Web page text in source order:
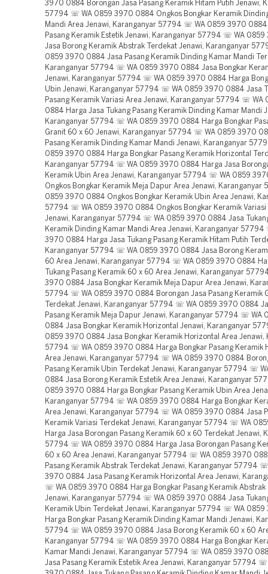
3970 0884 Borongan Jasa Pasang Keramik Hitam Putih Jenawi,
57794 ☏ WA 0859 3970 0884 Ongkos Bongkar Keramik
Mandi Area Jenawi, Karanganyar 57794 ☏ WA 0859 3970 0884
Pasang Keramik Estetik Jenawi, Karanganyar 57794 ☏ WA
Jasa Borong Keramik Abstrak Terdekat Jenawi, Karanganyar
0859 3970 0884 Jasa Pasang Keramik Dinding Kamar Mandi
Karanganyar 57794 ☏ WA 0859 3970 0884 Jasa Bongkar
Jenawi, Karanganyar 57794 ☏ WA 0859 3970 0884 Harga
Ubin Jenawi, Karanganyar 57794 ☏ WA 0859 3970 0884 Jasa
Pasang Keramik Variasi Area Jenawi, Karanganyar 57794 ☏ WA
0884 Harga Jasa Tukang Pasang Keramik Dinding Kamar Mandi
Karanganyar 57794 ☏ WA 0859 3970 0884 Harga Bongkar
Granit 60 x 60 Jenawi, Karanganyar 57794 ☏ WA 0859 3970
Pasang Keramik Dinding Kamar Mandi Jenawi, Karanganyar
0859 3970 0884 Harga Bongkar Pasang Keramik Horizontal
Karanganyar 57794 ☏ WA 0859 3970 0884 Harga Jasa
Keramik Ubin Area Jenawi, Karanganyar 57794 ☏ WA 0859
Ongkos Bongkar Keramik Meja Dapur Area Jenawi,
0859 3970 0884 Ongkos Bongkar Keramik Ubin Area Jenawi,
57794 ☏ WA 0859 3970 0884 Ongkos Bongkar Keramik Variasi
Jenawi, Karanganyar 57794 ☏ WA 0859 3970 0884 Jasa
Keramik Dinding Kamar Mandi Area Jenawi, Karanganyar
3970 0884 Harga Jasa Tukang Pasang Keramik Hitam Putih
Karanganyar 57794 ☏ WA 0859 3970 0884 Jasa Borong
60 Area Jenawi, Karanganyar 57794 ☏ WA 0859 3970 0884
Tukang Pasang Keramik 60 x 60 Area Jenawi, Karanganyar
3970 0884 Jasa Bongkar Keramik Meja Dapur Area Jenawi,
57794 ☏ WA 0859 3970 0884 Borongan Jasa Pasang Keramik
Terdekat Jenawi, Karanganyar 57794 ☏ WA 0859 3970 0884
Pasang Keramik Meja Dapur Jenawi, Karanganyar 57794 ☏ WA
0884 Jasa Bongkar Keramik Horizontal Jenawi, Karanganyar
0859 3970 0884 Jasa Bongkar Keramik Horizontal Area Jenawi,
57794 ☏ WA 0859 3970 0884 Harga Bongkar Pasang Keramik
Area Jenawi, Karanganyar 57794 ☏ WA 0859 3970 0884
Pasang Keramik Ubin Terdekat Jenawi, Karanganyar 57794 ☏
0884 Jasa Borong Keramik Estetik Area Jenawi, Karanganyar
0859 3970 0884 Harga Bongkar Pasang Keramik Ubin Area
Karanganyar 57794 ☏ WA 0859 3970 0884 Harga Bongkar
Area Jenawi, Karanganyar 57794 ☏ WA 0859 3970 0884 Jasa
Keramik Variasi Terdekat Jenawi, Karanganyar 57794 ☏ WA
Harga Jasa Borongan Pasang Keramik 60 x 60 Terdekat Jenawi,
57794 ☏ WA 0859 3970 0884 Harga Jasa Borongan Pasang
60 x 60 Area Jenawi, Karanganyar 57794 ☏ WA 0859 3970
Pasang Keramik Abstrak Terdekat Jenawi, Karanganyar 57794
3970 0884 Jasa Pasang Keramik Horizontal Area Jenawi,
☏ WA 0859 3970 0884 Harga Bongkar Pasang Keramik Abstrak
Jenawi, Karanganyar 57794 ☏ WA 0859 3970 0884 Jasa
Keramik Ubin Terdekat Jenawi, Karanganyar 57794 ☏ WA
Harga Bongkar Pasang Keramik Dinding Kamar Mandi Jenawi,
57794 ☏ WA 0859 3970 0884 Jasa Borong Keramik 60 x 60
Karanganyar 57794 ☏ WA 0859 3970 0884 Harga Bongkar
Kamar Mandi Jenawi, Karanganyar 57794 ☏ WA 0859 3970
Jasa Pasang Keramik Estetik Area Jenawi, Karanganyar 57794